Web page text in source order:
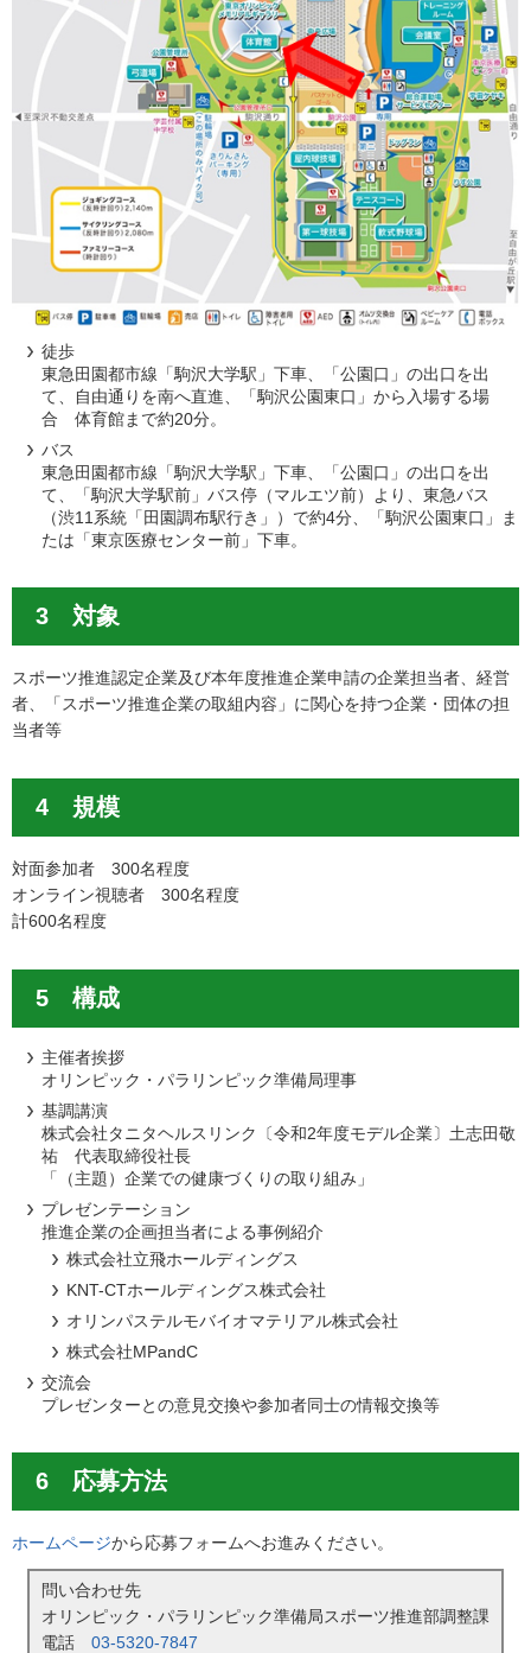
徒歩
東急田園都市線「駒沢大学駅」下車、「公園口」の出口を出
て、自由通りを南へ直進、「駒沢公園東口」から入場する場
合 体育館まで約20分。
バス
東急田園都市線「駒沢大学駅」下車、「公園口」の出口を出
て、「駒沢大学駅前」バス停（マルエツ前）より、東急バス
（渋11系統「田園調布駅行き」）で約4分、「駒沢公園東口」ま
たは「東京医療センター前」下車。
3 対象
スポーツ推進認定企業及び本年度推進企業申請の企業担当者、経営
者、「スポーツ推進企業の取組内容」に関心を持つ企業・団体の担
当者等
4 規模
対面参加者 300名程度
オンライン視聴者 300名程度
計600名程度
5 構成
主催者挨拶
オリンピック・パラリンピック準備局理事
基調講演
株式会社タニタヘルスリンク〔令和2年度モデル企業〕土志田敬
祐 代表取締役社長
「（主題）企業での健康づくりの取り組み」
プレゼンテーション
推進企業の企画担当者による事例紹介
株式会社立飛ホールディングス
KNT-CTホールディングス株式会社
オリンパステルモバイオマテリアル株式会社
株式会社MPandC
交流会
プレゼンターとの意見交換や参加者同士の情報交換等
6 応募方法
ホームページから応募フォームへお進みください。
問い合わせ先
オリンピック・パラリンピック準備局スポーツ推進部調整課
電話 03-5320-7847